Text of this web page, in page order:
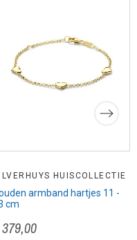
HUISCOLLECTIE
armband hartjes 11 -
cm